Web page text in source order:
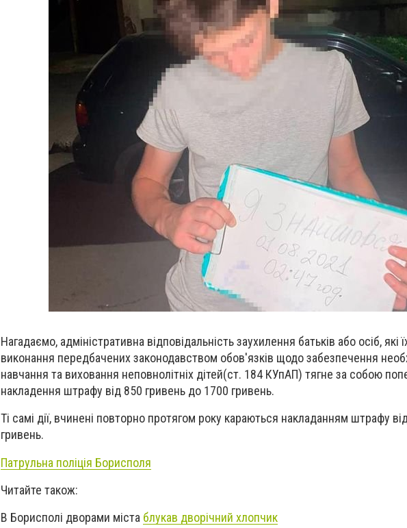
Нагадаємо, адміністративна відповідальність заухилення батьків або осіб, які
виконання передбачених законодавством обов'язків щодо забезпечення
навчання та виховання неповнолітніх дітей(ст. 184 КУпАП) тягне за собою
накладення штрафу від 850 гривень до 1700 гривень.
Ti самі дії, вчинені повторно протягом року караються накладанням штрафу
гривень.
Патрульна поліція Борисполя
Читайте також:
В Борисполі дворами міста блукав дворічний хлопчик